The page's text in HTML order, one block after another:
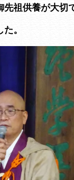
祖供養が大切
。